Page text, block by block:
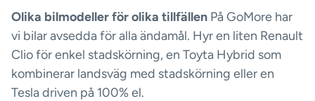
Olika bilmodeller för olika tillfällen På GoMore har
vi bilar avsedda för alla ändamål. Hyr en liten Renault
Clio för enkel stadskörning, en Toyta Hybrid som
kombinerar landsväg med stadskörning eller en
Tesla driven på 100% el.